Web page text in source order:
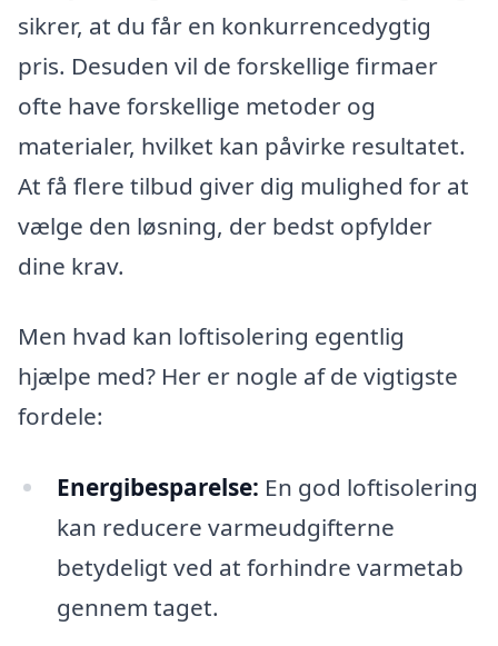
sikrer, at du får en konkurrencedygtig
pris. Desuden vil de forskellige firmaer
ofte have forskellige metoder og
materialer, hvilket kan påvirke resultatet.
At få flere tilbud giver dig mulighed for at
vælge den løsning, der bedst opfylder
dine krav.
Men hvad kan loftisolering egentlig
hjælpe med? Her er nogle af de vigtigste
fordele:
Energibesparelse: En god loftisolering
kan reducere varmeudgifterne
betydeligt ved at forhindre varmetab
gennem taget.